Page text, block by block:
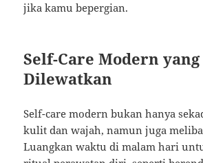
jika kamu bepergian.
Self-Care Modern
Dilewatkan
Self-care modern bukan hanya
kulit dan wajah, namun juga
Luangkan waktu di malam hari